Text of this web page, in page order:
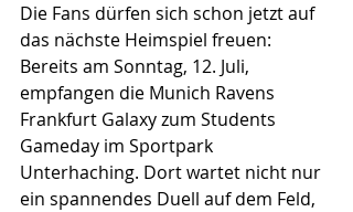
Die Fans dürfen sich schon jetzt auf
das nächste Heimspiel freuen:
Bereits am Sonntag, 12. Juli,
empfangen die Munich Ravens
Frankfurt Galaxy zum Students
Gameday im Sportpark
Unterhaching. Dort wartet nicht nur
ein spannendes Duell auf dem Feld,